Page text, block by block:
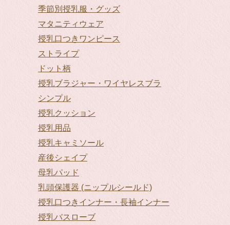
季節別授乳服・グッズ
マタニティウェア
授乳口つきワンピース
ストライプ
ドット柄
授乳ブラジャー・ワイヤレスブラ
シンプル
授乳クッション
授乳用品
授乳キャミソール
産後シェイプ
母乳パッド
乳頭保護器 (ニップルシールド)
授乳口つきインナー・長袖インナー
授乳バスローブ